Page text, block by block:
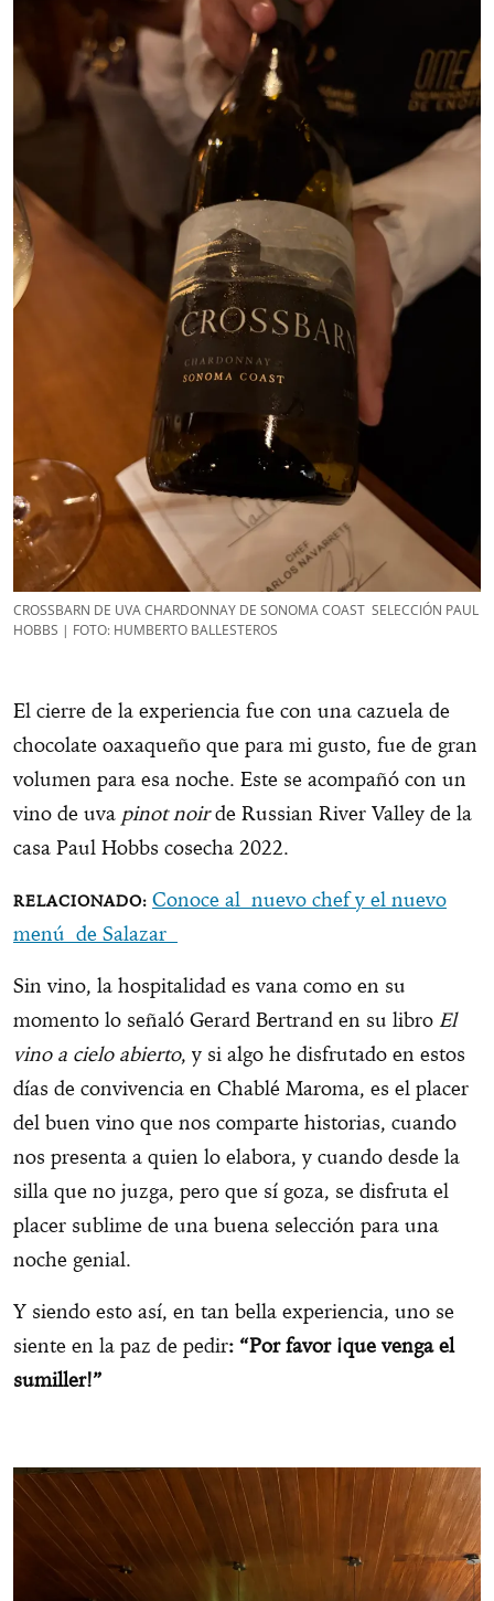
CROSSBARN DE UVA CHARDONNAY DE SONOMA COAST SELECCIÓN PAUL
HOBBS | FOTO: HUMBERTO BALLESTEROS
El cierre de la experiencia fue con una cazuela de
chocolate oaxaqueño que para mi gusto, fue de gran
volumen para esa noche. Este se acompañó con un
vino de uva pinot noirde Russian River Valley de la
casa Paul Hobbs cosecha 2022.
Conoce al nuevo chef y el nuevo
menú de Salazar
Sin vino, la hospitalidad es vana como en su
momento lo señaló Gerard Bertrand en su libro El
vino a cielo abierto, y si algo he disfrutado en estos
días de convivencia en Chablé Maroma, es el placer
del buen vino que nos comparte historias, cuando
nos presenta a quien lo elabora, y cuando desde la
silla que no juzga, pero que sí goza, se disfruta el
placer sublime de una buena selección para una
noche genial.
Y siendo esto así, en tan bella experiencia, uno se
siente en la paz de pedir: “Por favor ¡que venga el
sumiller!”